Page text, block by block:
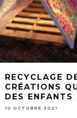
RECYCLAGE
CRÉATIONS
DES ENFANTS
10 OCTOBRE 2021